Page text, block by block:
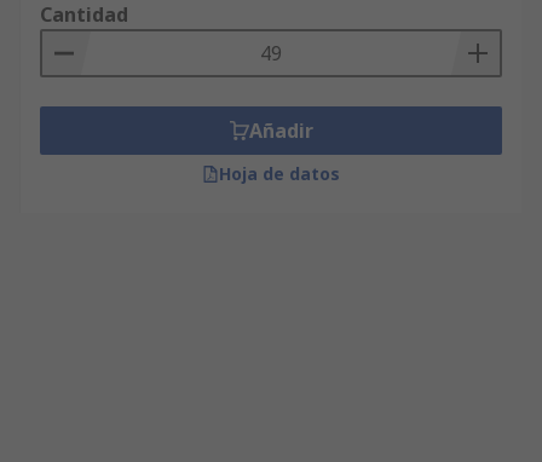
Cantidad
Añadir
Hoja de datos